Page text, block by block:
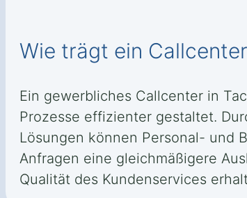
Wie trägt ein
Ein gewerbliches Callcenter in
Prozesse effizienter gestaltet.
Lösungen können Personal- und
Anfragen eine gleichmäßigere
Qualität des Kundenservices